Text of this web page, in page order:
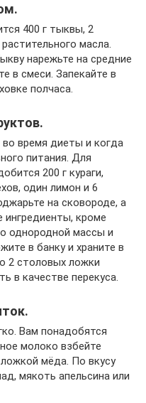
400 г тыквы, 2
масла.
нарежьте на средние
в смеси. Запекайте в
полчаса.
время диеты и когда
питания. Для
200 г кураги,
один лимон и 6
на сковороде, а
ингредиенты, кроме
однородной массы и
в банку и храните в
2 столовых ложки
в качестве перекуса.
Вам понадобятся
молоко взбейте
мёда. По вкусу
мякоть апельсина или